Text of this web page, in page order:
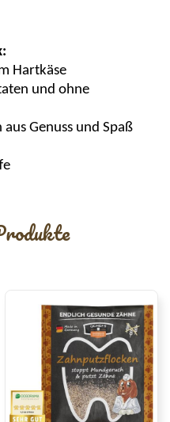
Hartkäse
und ohne
Genuss und Spaß